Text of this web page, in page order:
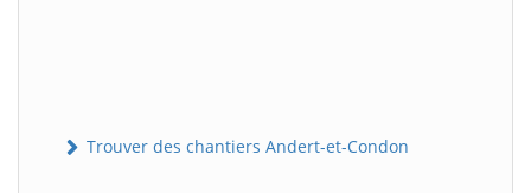
Trouver des chantiers Andert-et-Condon